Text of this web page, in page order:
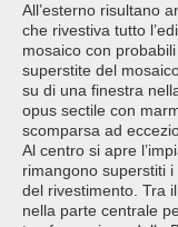
All’esterno risultano
che rivestiva tutto
mosaico con
superstite del
su di una finestra
opus sectile con
scomparsa ad
Al centro si apre
rimangono superstiti
del rivestimento. Tra
nella parte centrale